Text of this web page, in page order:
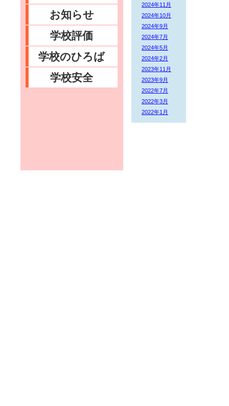
お知らせ
学校評価
学校のひろば
学校安全
2024年11月
2024年10月
2024年9月
2024年7月
2024年5月
2024年2月
2023年11月
2023年9月
2022年7月
2022年3月
2022年1月